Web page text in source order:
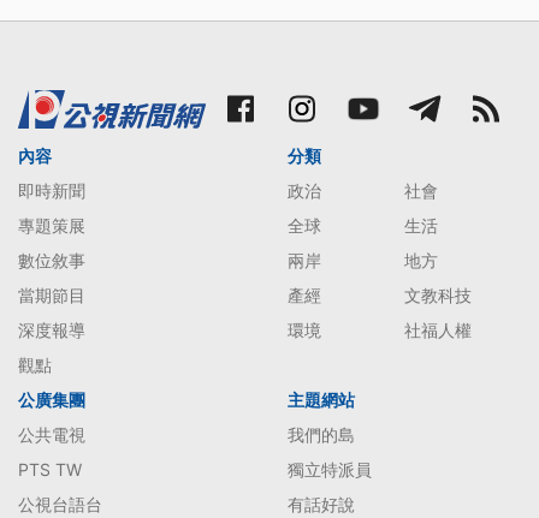
內容
即時新聞
專題策展
數位敘事
當期節目
深度報導
觀點
分類
政治
社會
全球
生活
兩岸
地方
產經
文教科技
環境
社福人權
公廣集團
公共電視
PTS TW
公視台語台
主題網站
我們的島
獨立特派員
有話好說